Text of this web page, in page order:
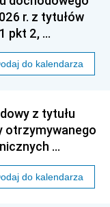
r. z tytułów
pkt 2, …
do kalendarza
z tytułu
otrzymywanego
…
do kalendarza